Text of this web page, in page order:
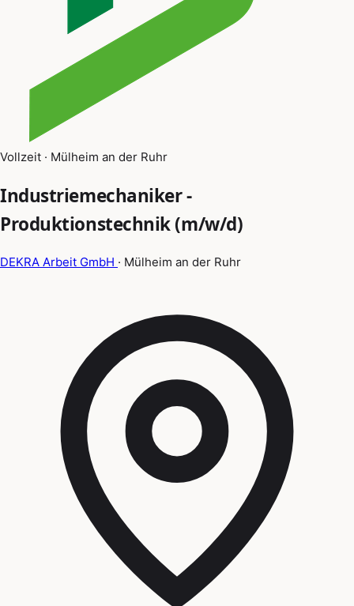
Vollzeit · Mülheim an der Ruhr
Industriemechaniker -
Produktionstechnik (m/w/d)
DEKRA Arbeit GmbH · Mülheim an der Ruhr